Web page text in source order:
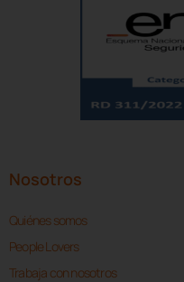
Nosotros
Quiénes somos
People Lovers
Trabaja con nosotros